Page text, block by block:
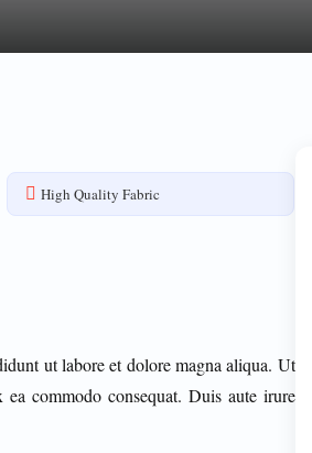
High Quality Fabric
ut labore et dolore magna aliqua. Ut
commodo consequat. Duis aute irure